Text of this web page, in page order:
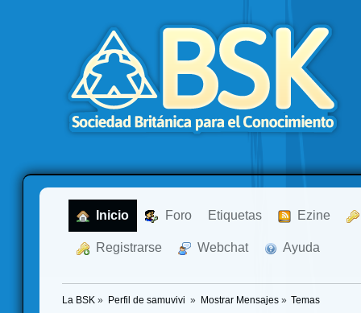
Inicio Foro Etiquetas Ezine
Registrarse Webchat Ayuda
La BSK » Perfil de samuvivi » Mostrar Mensajes» Temas